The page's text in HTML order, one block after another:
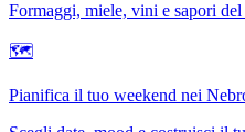
Formaggi, miele, vini e sapori
🗺
Pianifica il tuo weekend nei